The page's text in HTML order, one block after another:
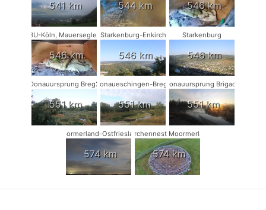
541 km 544 km 546 km
NABU-Köln, Mauersegler #2
546 km
Starkenburg-Enkirch
546 km
Starkenburg
546 km
Donauursprung Breg2
551 km
Donaueschingen-Breg2
551 km
Donauursprung Brigach
551 km
Moormerland-Ostfriesland
574 km
Storchennest Moormerland
574 km